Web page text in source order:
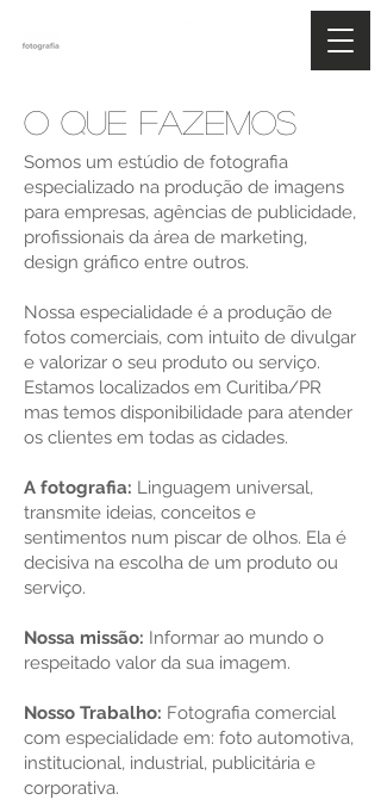
o que fazemos
Somos um estúdio de fotografia
especializado na produção de imagens
para empresas, agências de publicidade,
profissionais da área de marketing,
design gráfico entre outros.
Nossa especialidade é a produção de
fotos comerciais, com intuito de divulgar
e valorizar o seu produto ou serviço.
Estamos localizados em Curitiba/PR
mas temos disponibilidade para atender
os clientes em todas as cidades.
A fotografia: Linguagem universal,
transmite ideias, conceitos e
sentimentos num piscar de olhos. Ela é
decisiva na escolha de um produto ou
serviço.
Nossa missão: Informar ao mundo o
respeitado valor da sua imagem.
Nosso Trabalho: Fotografia comercial
com especialidade em: foto automotiva,
institucional, industrial, publicitária e
corporativa.